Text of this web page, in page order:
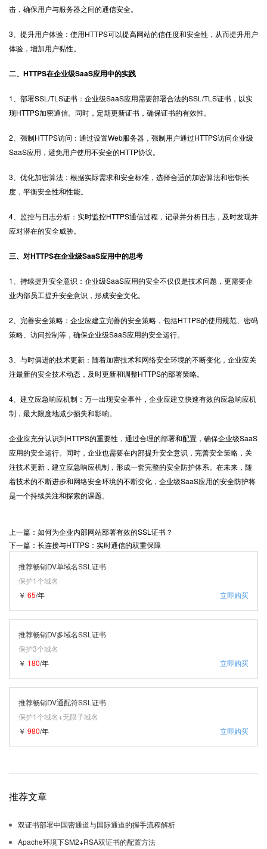
击，确保用户与服务器之间的通信安全。
3、提升用户体验：使用HTTPS可以提高网站的信任度和安全性，从而提升用户
体验，增加用户黏性。
二、HTTPS在企业级SaaS应用中的实践
1、部署SSL/TLS证书：企业级SaaS应用需要部署合法的SSL/TLS证书，以实
现HTTPS加密通信。同时，定期更新证书，确保证书的有效性。
2、强制HTTPS访问：通过设置Web服务器，强制用户通过HTTPS访问企业级
SaaS应用，避免用户使用不安全的HTTP协议。
3、优化加密算法：根据实际需求和安全标准，选择合适的加密算法和密钥长
度，平衡安全性和性能。
4、监控与日志分析：实时监控HTTPS通信过程，记录并分析日志，及时发现并
应对潜在的安全威胁。
三、对HTTPS在企业级SaaS应用中的思考
1、持续提升安全意识：企业级SaaS应用的安全不仅仅是技术问题，更需要企
业内部员工提升安全意识，形成安全文化。
2、完善安全策略：企业应建立完善的安全策略，包括HTTPS的使用规范、密码
策略、访问控制等，确保企业级SaaS应用的安全运行。
3、与时俱进的技术更新：随着加密技术和网络安全环境的不断变化，企业应关
注最新的安全技术动态，及时更新和调整HTTPS的部署策略。
4、建立应急响应机制：万一出现安全事件，企业应建立快速有效的应急响应机
制，最大限度地减少损失和影响。
企业应充分认识到HTTPS的重要性，通过合理的部署和配置，确保企业级SaaS
应用的安全运行。同时，企业也需要在内部提升安全意识，完善安全策略，关
注技术更新，建立应急响应机制，形成一套完整的安全防护体系。在未来，随
着技术的不断进步和网络安全环境的不断变化，企业级SaaS应用的安全防护将
是一个持续关注和探索的课题。
上一篇：如何为企业内部网站部署有效的SSL证书？
下一篇：长连接与HTTPS：实时通信的双重保障
推荐畅销DV单域名SSL证书
保护1个域名
立即购买
￥ 65/年
推荐畅销DV多域名SSL证书
保护3个域名
立即购买
￥ 180/年
推荐畅销DV通配符SSL证书
保护1个域名+无限子域名
立即购买
￥ 980/年
推荐文章
双证书部署中国密通道与国际通道的握手流程解析
Apache环境下SM2+RSA双证书的配置方法